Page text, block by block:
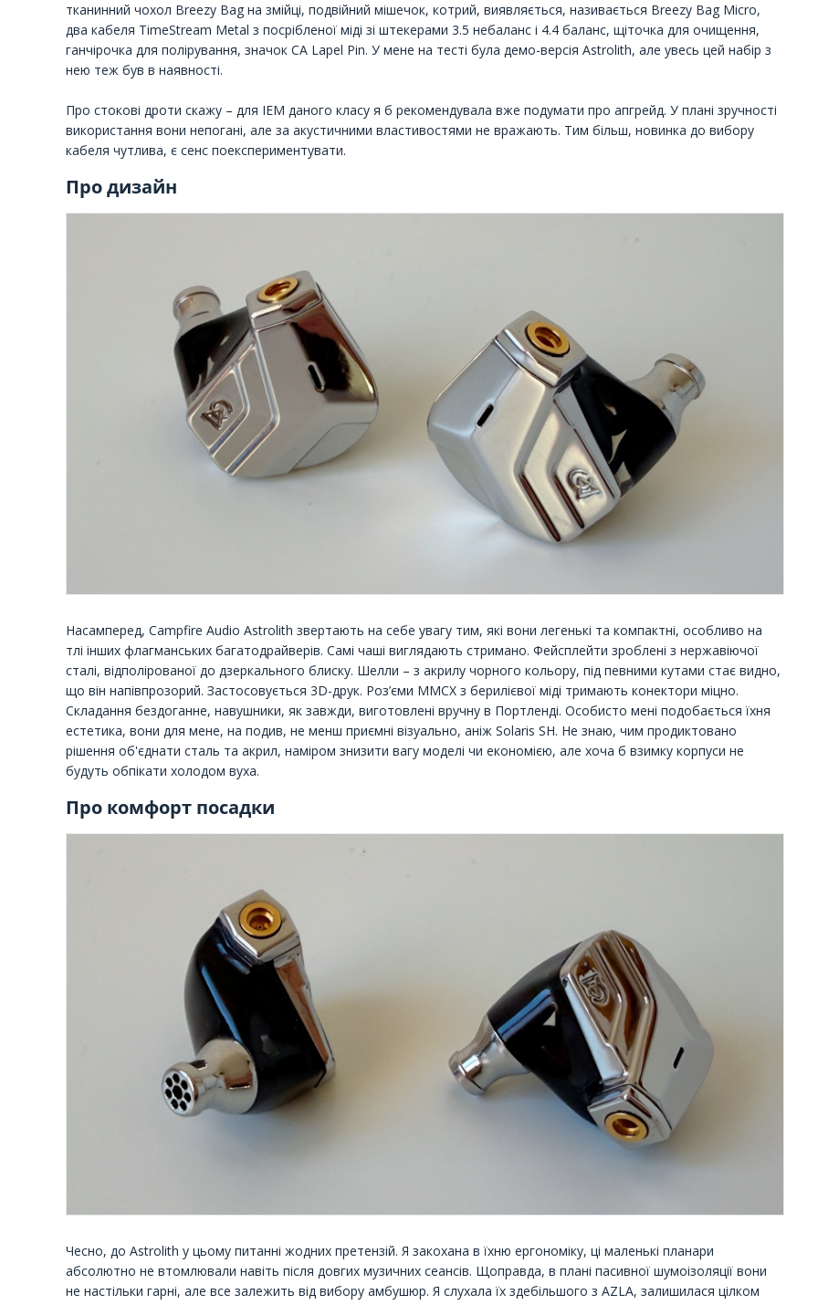
тканинний чохол Breezy Bag на змійці, подвійний мішечок, котрий, виявляється, називається Breezy Bag Micro,
два кабеля TimeStream Metal з посрібленої міді зі штекерами 3.5 небаланс і 4.4 баланс, щіточка для очищення,
ганчірочка для полірування, значок CA Lapel Pin. У мене на тесті була демо-версія Astrolith, але увесь цей набір з
нею теж був в наявності.
Про стокові дроти скажу – для IEM даного класу я б рекомендувала вже подумати про апгрейд. У плані зручності
використання вони непогані, але за акустичними властивостями не вражають. Тим більш, новинка до вибору
кабеля чутлива, є сенс поекспериментувати.
Про дизайн
Насамперед, Campfire Audio Astrolith звертають на себе увагу тим, які вони легенькі та компактні, особливо на
тлі інших флагманських багатодрайверів. Самі чаші виглядають стримано. Фейсплейти зроблені з нержавіючої
сталі, відполірованої до дзеркального блиску. Шелли – з акрилу чорного кольору, під певними кутами стає видно,
що він напівпрозорий. Застосовується 3D-друк. Роз’єми MMCX з берилієвої міді тримають конектори міцно.
Складання бездоганне, навушники, як завжди, виготовлені вручну в Портленді. Особисто мені подобається їхня
естетика, вони для мене, на подив, не менш приємні візуально, аніж Solaris SH. Не знаю, чим продиктовано
рішення об'єднати сталь та акрил, наміром знизити вагу моделі чи економією, але хоча б взимку корпуси не
будуть обпікати холодом вуха.
Про комфорт посадки
Чесно, до Astrolith у цьому питанні жодних претензій. Я закохана в їхню ергономіку, ці маленькі планари
абсолютно не втомлювали навіть після довгих музичних сеансів. Щоправда, в плані пасивної шумоізоляції вони
не настільки гарні, але все залежить від вибору амбушюр. Я слухала їх здебільшого з AZLA, залишилася цілком